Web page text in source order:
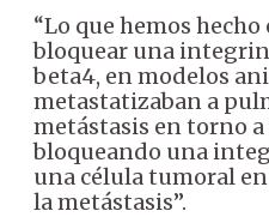
“Lo que hemos
bloquear una
beta4, en modelos
metastatizaban a
metástasis en torno a
bloqueando una
una célula tumoral
la metástasis”.